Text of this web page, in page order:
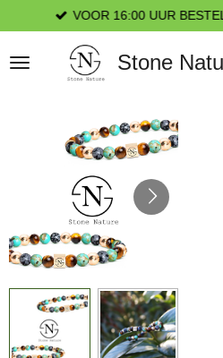
direct
naar
de
Stone
VOOR 16:00 UUR